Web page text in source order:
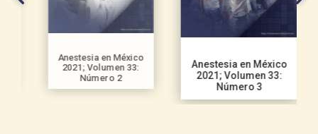
Anestesia en México
2021; Volumen 33:
Número 2
Anestesia en México
2021; Volumen 33:
Número 3